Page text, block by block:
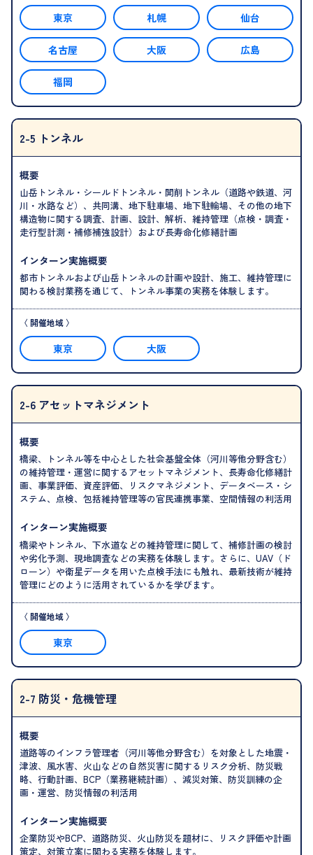
東京 札幌 仙台
名古屋 大阪 広島
福岡
2-5 トンネル
概要
山岳トンネル・シールドトンネル・開削トンネル（道路や鉄道、河
川・水路など）、共同溝、地下駐車場、地下駐輪場、その他の地下
構造物に関する調査、計画、設計、解析、維持管理（点検・調査・
走行型計測・補修補強設計）および長寿命化修繕計画
インターン実施概要
都市トンネルおよび山岳トンネルの計画や設計、施工、維持管理に
関わる検討業務を通じて、トンネル事業の実務を体験します。
東京 大阪
2-6 アセットマネジメント
概要
橋梁、トンネル等を中心とした社会基盤全体（河川等他分野含む）
の維持管理・運営に関するアセットマネジメント、長寿命化修繕計
画、事業評価、資産評価、リスクマネジメント、データベース・シ
ステム、点検、包括維持管理等の官民連携事業、空間情報の利活用
インターン実施概要
橋梁やトンネル、下水道などの維持管理に関して、補修計画の検討
や劣化予測、現地調査などの実務を体験します。さらに、UAV（ド
ローン）や衛星データを用いた点検手法にも触れ、最新技術が維持
管理にどのように活用されているかを学びます。
東京
2-7 防災・危機管理
概要
道路等のインフラ管理者（河川等他分野含む）を対象とした地震・
津波、風水害、火山などの自然災害に関するリスク分析、防災戦
略、行動計画、BCP（業務継続計画）、減災対策、防災訓練の企
画・運営、防災情報の利活用
インターン実施概要
企業防災やBCP、道路防災、火山防災を題材に、リスク評価や計画
策定、対策立案に関わる実務を体験します。